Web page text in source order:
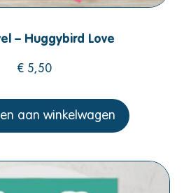
– Huggybird Love
€ 5,50
aan winkelwagen